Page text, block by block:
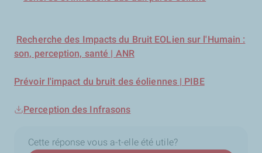
Recherche des Impacts du Bruit EOLien sur l'Humain :
son, perception, santé | ANR
Prévoir l'impact du bruit des éoliennes | PIBE
Perception des Infrasons
Cette réponse vous a-t-elle été utile?